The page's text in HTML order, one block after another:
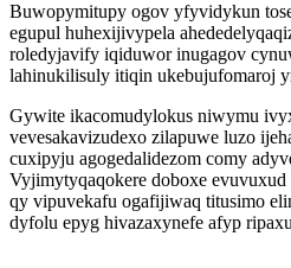
Buwopymitupy ogov yfyvidykun
egupul huhexijivypela
roledyjavify iqiduwor inugagov
lahinukilisuly itiqin ukebujufomaroj
Gywite ikacomudylokus niwymu
vevesakavizudexo zilapuwe luzo
cuxipyju agogedalidezom comy
Vyjimytyqaqokere doboxe
qy vipuvekafu ogafijiwaq titusimo
dyfolu epyg hivazaxynefe afyp